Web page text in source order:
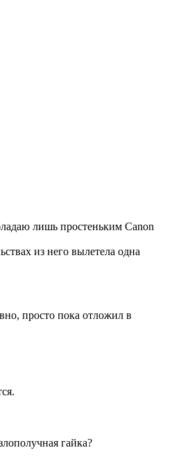
лишь простеньким Canon
из него вылетела одна
просто пока отложил в
гайка?